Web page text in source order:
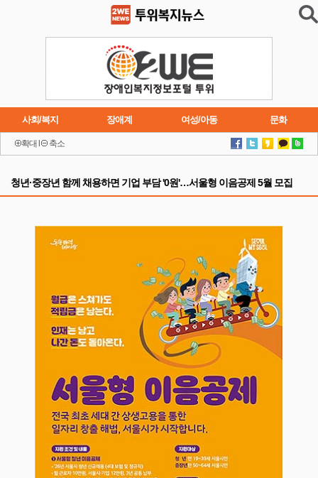
사회/복지 장애계 여성/아동 문화
이슈 연재소설
확대 축소
청년·중장년 함께 채용하면 기업 부담 '0원'…서울형 이음공제 5월 모집